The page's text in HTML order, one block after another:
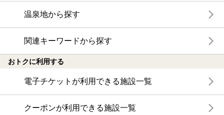
温泉地から探す
関連キーワードから探す
おトクに利用する
電子チケットが利用できる施設一覧
クーポンが利用できる施設一覧